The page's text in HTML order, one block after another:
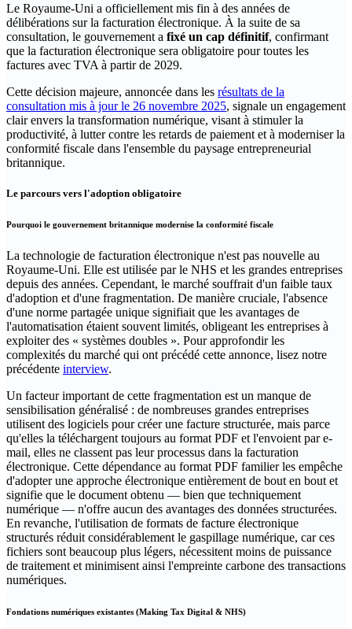
Le Royaume-Uni a officiellement mis fin à des années de
délibérations sur la facturation électronique. À la suite de sa
consultation, le gouvernement a fixé un cap définitif, confirmant
que la facturation électronique sera obligatoire pour toutes les
factures avec TVA à partir de 2029.
Cette décision majeure, annoncée dans les résultats de la
consultation mis à jour le 26 novembre 2025, signale un engagement
clair envers la transformation numérique, visant à stimuler la
productivité, à lutter contre les retards de paiement et à moderniser la
conformité fiscale dans l'ensemble du paysage entrepreneurial
britannique.
Le parcours vers l'adoption obligatoire
Pourquoi le gouvernement britannique modernise la conformité fiscale
La technologie de facturation électronique n'est pas nouvelle au
Royaume-Uni. Elle est utilisée par le NHS et les grandes entreprises
depuis des années. Cependant, le marché souffrait d'un faible taux
d'adoption et d'une fragmentation. De manière cruciale, l'absence
d'une norme partagée unique signifiait que les avantages de
l'automatisation étaient souvent limités, obligeant les entreprises à
exploiter des « systèmes doubles ». Pour approfondir les
complexités du marché qui ont précédé cette annonce, lisez notre
précédente interview.
Un facteur important de cette fragmentation est un manque de
sensibilisation généralisé : de nombreuses grandes entreprises
utilisent des logiciels pour créer une facture structurée, mais parce
qu'elles la téléchargent toujours au format PDF et l'envoient par e-
mail, elles ne classent pas leur processus dans la facturation
électronique. Cette dépendance au format PDF familier les empêche
d'adopter une approche électronique entièrement de bout en bout et
signifie que le document obtenu — bien que techniquement
numérique — n'offre aucun des avantages des données structurées.
En revanche, l'utilisation de formats de facture électronique
structurés réduit considérablement le gaspillage numérique, car ces
fichiers sont beaucoup plus légers, nécessitent moins de puissance
de traitement et minimisent ainsi l'empreinte carbone des transactions
numériques.
Fondations numériques existantes (Making Tax Digital & NHS)